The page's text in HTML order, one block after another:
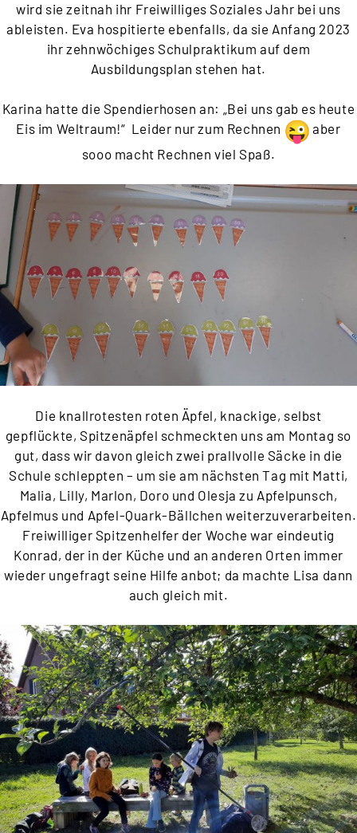
wird sie zeitnah ihr Freiwilliges Soziales Jahr bei uns
ableisten. Eva hospitierte ebenfalls, da sie Anfang 2023
ihr zehnwöchiges Schulpraktikum auf dem
Ausbildungsplan stehen hat.
Karina hatte die Spendierhosen an: „Bei uns gab es heute
Eis im Weltraum!“ Leider nur zum Rechnen
aber
sooo macht Rechnen viel Spaß.
Die knallrotesten roten Äpfel, knackige, selbst
gepflückte, Spitzenäpfel schmeckten uns am Montag so
gut, dass wir davon gleich zwei prallvolle Säcke in die
Schule schleppten – um sie am nächsten Tag mit Matti,
Malia, Lilly, Marlon, Doro und Olesja zu Apfelpunsch,
Apfelmus und Apfel-Quark-Bällchen weiterzuverarbeiten.
Freiwilliger Spitzenhelfer der Woche war eindeutig
Konrad, der in der Küche und an anderen Orten immer
wieder ungefragt seine Hilfe anbot; da machte Lisa dann
auch gleich mit.